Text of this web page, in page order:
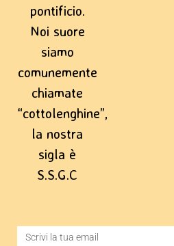
pontificio.
Noi suore
siamo
comunemente
chiamate
“cottolenghine”,
la nostra
sigla è
S.S.G.C